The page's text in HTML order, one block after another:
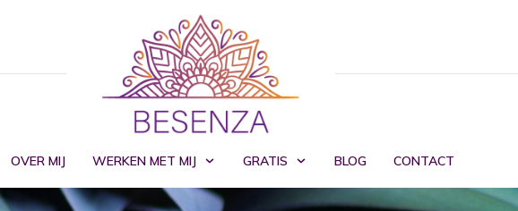
OVER MIJ WERKEN MET MIJ GRATIS BLOG CONTACT